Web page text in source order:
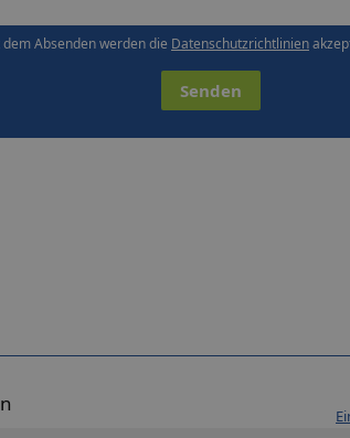
dem Absenden werden die Datenschutzrichtlinien
Senden